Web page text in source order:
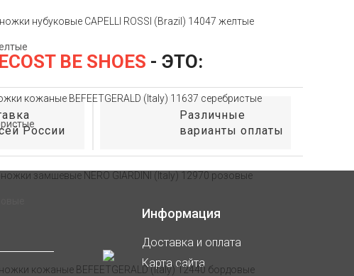
BE SHOES - ЭТО:
России
Различные
варианты оплаты
Информация
Доставка и оплата
Карта сайта